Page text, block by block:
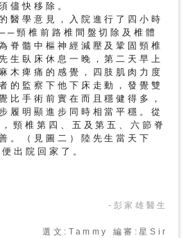
儘快移除。
醫學意見，入院進行了四小時
頸椎前路椎間盤切除及椎體
脊髓中樞神經減壓及鞏固頸椎
生臥床休息一晚，第二天早上
木痺痛的感覺，四肢肌肉力度
的監察下他下床走動，發覺雙
比手術前實在而且穩健得多，
履明顯進步同時相當平穩。從
頸椎第四、五及第五、六節脊
。（見圖二）陸先生當天下
出院回家了。
-彭家雄醫生
選文:Tammy 編審:星Sir